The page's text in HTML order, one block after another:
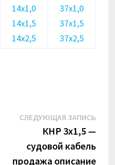
14х1,0
14х1,5
14х2,5
37х1,0
37х1,5
37х2,5
СЛЕДУЮЩАЯ ЗАПИСЬ
КНР 3х1,5 —
судовой кабель
продажа описание